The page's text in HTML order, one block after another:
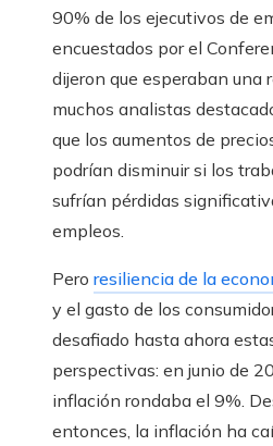
90% de los ejecutivos de
encuestados por el
dijeron que esperaban una
muchos analistas
que los aumentos de
podrían disminuir si los
sufrían pérdidas
empleos.
Pero resiliencia de la
y el gasto de los
desafiado hasta ahora
perspectivas: en junio de
inflación rondaba el 9%.
entonces, la inflación ha